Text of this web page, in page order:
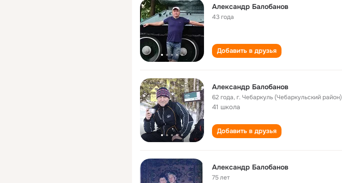
Александр Балобанов
43 года
Добавить в друзья
Александр Балобанов
62 года,г. Чебаркуль (Чебаркульский район)
41 школа
Добавить в друзья
Александр Балобанов
75 лет